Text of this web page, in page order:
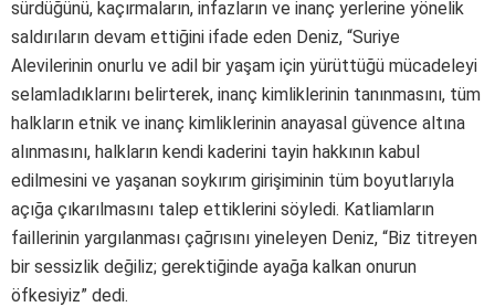
sürdüğünü, kaçırmaların, infazların ve inanç yerlerine yönelik
saldırıların devam ettiğini ifade eden Deniz, “Suriye
Alevilerinin onurlu ve adil bir yaşam için yürüttüğü mücadeleyi
selamladıklarını belirterek, inanç kimliklerinin tanınmasını, tüm
halkların etnik ve inanç kimliklerinin anayasal güvence altına
alınmasını, halkların kendi kaderini tayin hakkının kabul
edilmesini ve yaşanan soykırım girişiminin tüm boyutlarıyla
açığa çıkarılmasını talep ettiklerini söyledi. Katliamların
faillerinin yargılanması çağrısını yineleyen Deniz, “Biz titreyen
bir sessizlik değiliz; gerektiğinde ayağa kalkan onurun
öfkesiyiz” dedi.